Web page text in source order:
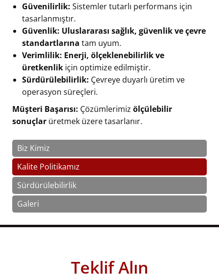
Biz Kimiz
Kalite Politikamız
Sürdürülebilirlik
Galeri
Güvenilirlik: Sistemler tutarlı performans için
tasarlanmıştır.
Güvenlik: Uluslararası sağlık, güvenlik ve çevre
standartlarına tam uyum.
Verimlilik: Enerji, ölçeklenebilirlik ve
üretkenlik için optimize edilmiştir.
Sürdürülebilirlik: Çevreye duyarlı üretim ve
operasyon süreçleri.
Müşteri Başarısı: Çözümlerimiz ölçülebilir
sonuçlar üretmek üzere tasarlanır.
Teklif Alın